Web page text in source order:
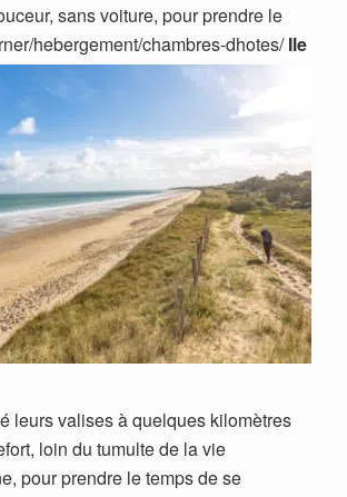
sans voiture, pour prendre le
hebergement/chambres-dhotes/Ile
leurs valises à quelques kilomètres
loin du tumulte de la vie
pour prendre le temps de se